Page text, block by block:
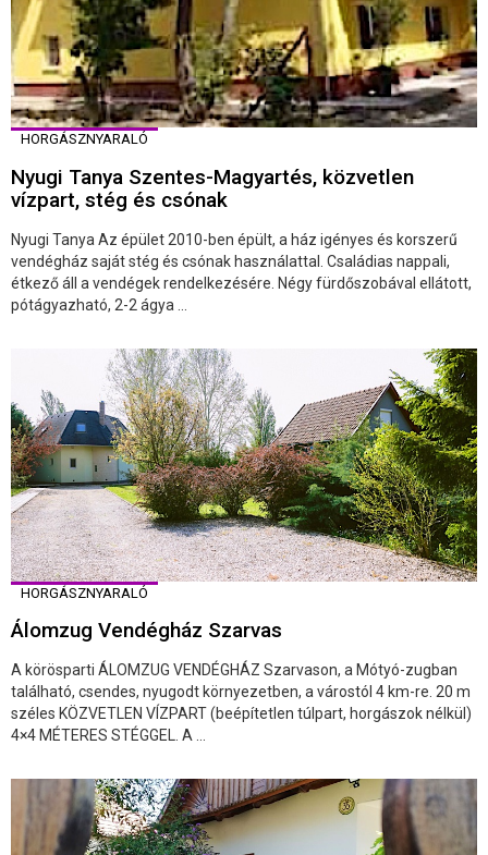
HORGÁSZNYARALÓ
Nyugi Tanya Szentes-Magyartés, közvetlen
vízpart, stég és csónak
Nyugi Tanya Az épület 2010-ben épült, a ház igényes és korszerű
vendégház saját stég és csónak használattal. Családias nappali,
étkező áll a vendégek rendelkezésére. Négy fürdőszobával ellátott,
pótágyazható, 2-2 ágya ...
HORGÁSZNYARALÓ
Álomzug Vendégház Szarvas
A körösparti ÁLOMZUG VENDÉGHÁZ Szarvason, a Mótyó-zugban
található, csendes, nyugodt környezetben, a várostól 4 km-re. 20 m
széles KÖZVETLEN VÍZPART (beépítetlen túlpart, horgászok nélkül)
4×4 MÉTERES STÉGGEL. A ...